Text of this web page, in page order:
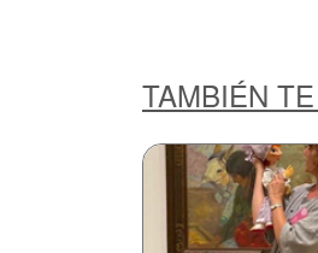
TAMBIÉN